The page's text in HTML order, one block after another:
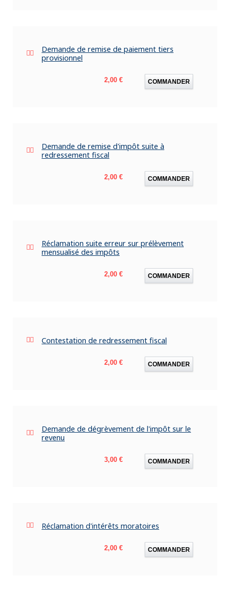
Demande de remise de paiement tiers
provisionnel
Prix
2,00 € COMMANDER
Demande de remise d'impôt suite à
redressement fiscal
Prix
2,00 € COMMANDER
Réclamation suite erreur sur prélèvement
mensualisé des impôts
Prix
2,00 € COMMANDER
Contestation de redressement fiscal
Prix
2,00 € COMMANDER
Demande de dégrèvement de l'impôt sur le
revenu
Prix
3,00 € COMMANDER
Réclamation d'intérêts moratoires
Prix
2,00 € COMMANDER